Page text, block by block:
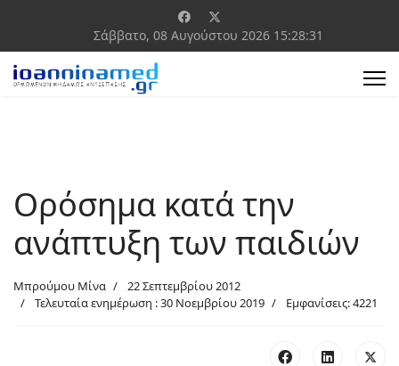
Σάββατο, 08 Αυγούστου 2026 15:28:32
Ορόσημα κατά την
ανάπτυξη των παιδιών
Μπρούμου Μίνα
22 Σεπτεμβρίου 2012
Τελευταία ενημέρωση : 30 Νοεμβρίου 2019
Εμφανίσεις: 4221